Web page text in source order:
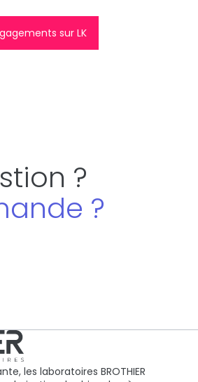
sur LK
?
?
les laboratoires BROTHIER